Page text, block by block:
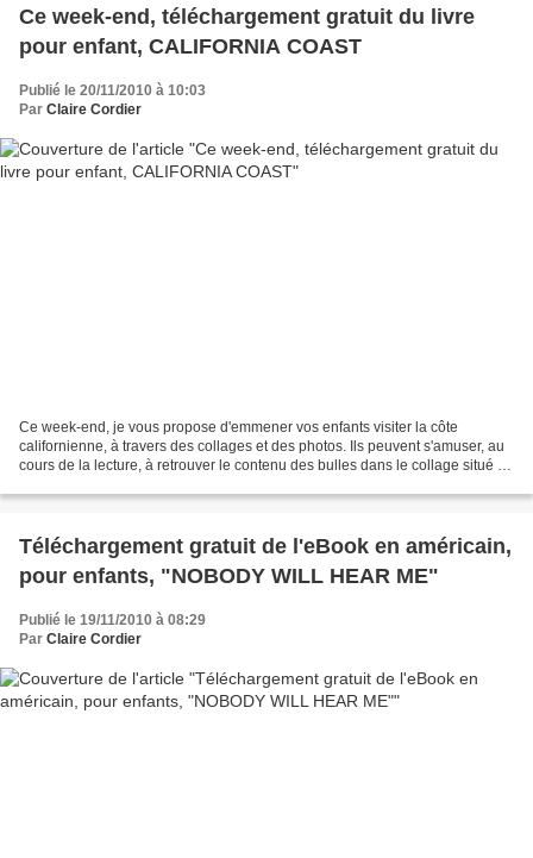
Ce week-end, téléchargement gratuit du livre
pour enfant, CALIFORNIA COAST
Publié le 20/11/2010 à 10:03
Par Claire Cordier
Ce week-end, je vous propose d'emmener vos enfants visiter la côte
californienne, à travers des collages et des photos. Ils peuvent s'amuser, au
cours de la lecture, à retrouver le contenu des bulles dans le collage situé en
Téléchargement gratuit de l'eBook en américain,
pour enfants, "NOBODY WILL HEAR ME"
Publié le 19/11/2010 à 08:29
Par Claire Cordier